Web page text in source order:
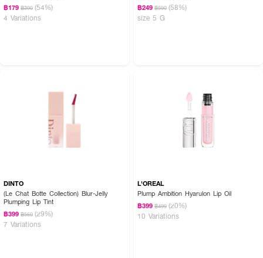
฿179 ฿390 (54%)
4 Variations
฿249 ฿590 (58%)
size 5 G
DINTO
(Le Chat Botte Collection) Blur-Jelly
Plumping Lip Tint
฿399 ฿560 (29%)
7 Variations
L'OREAL
Plump Ambition Hyarulon Lip Oil
฿399 ฿499 (20%)
10 Variations